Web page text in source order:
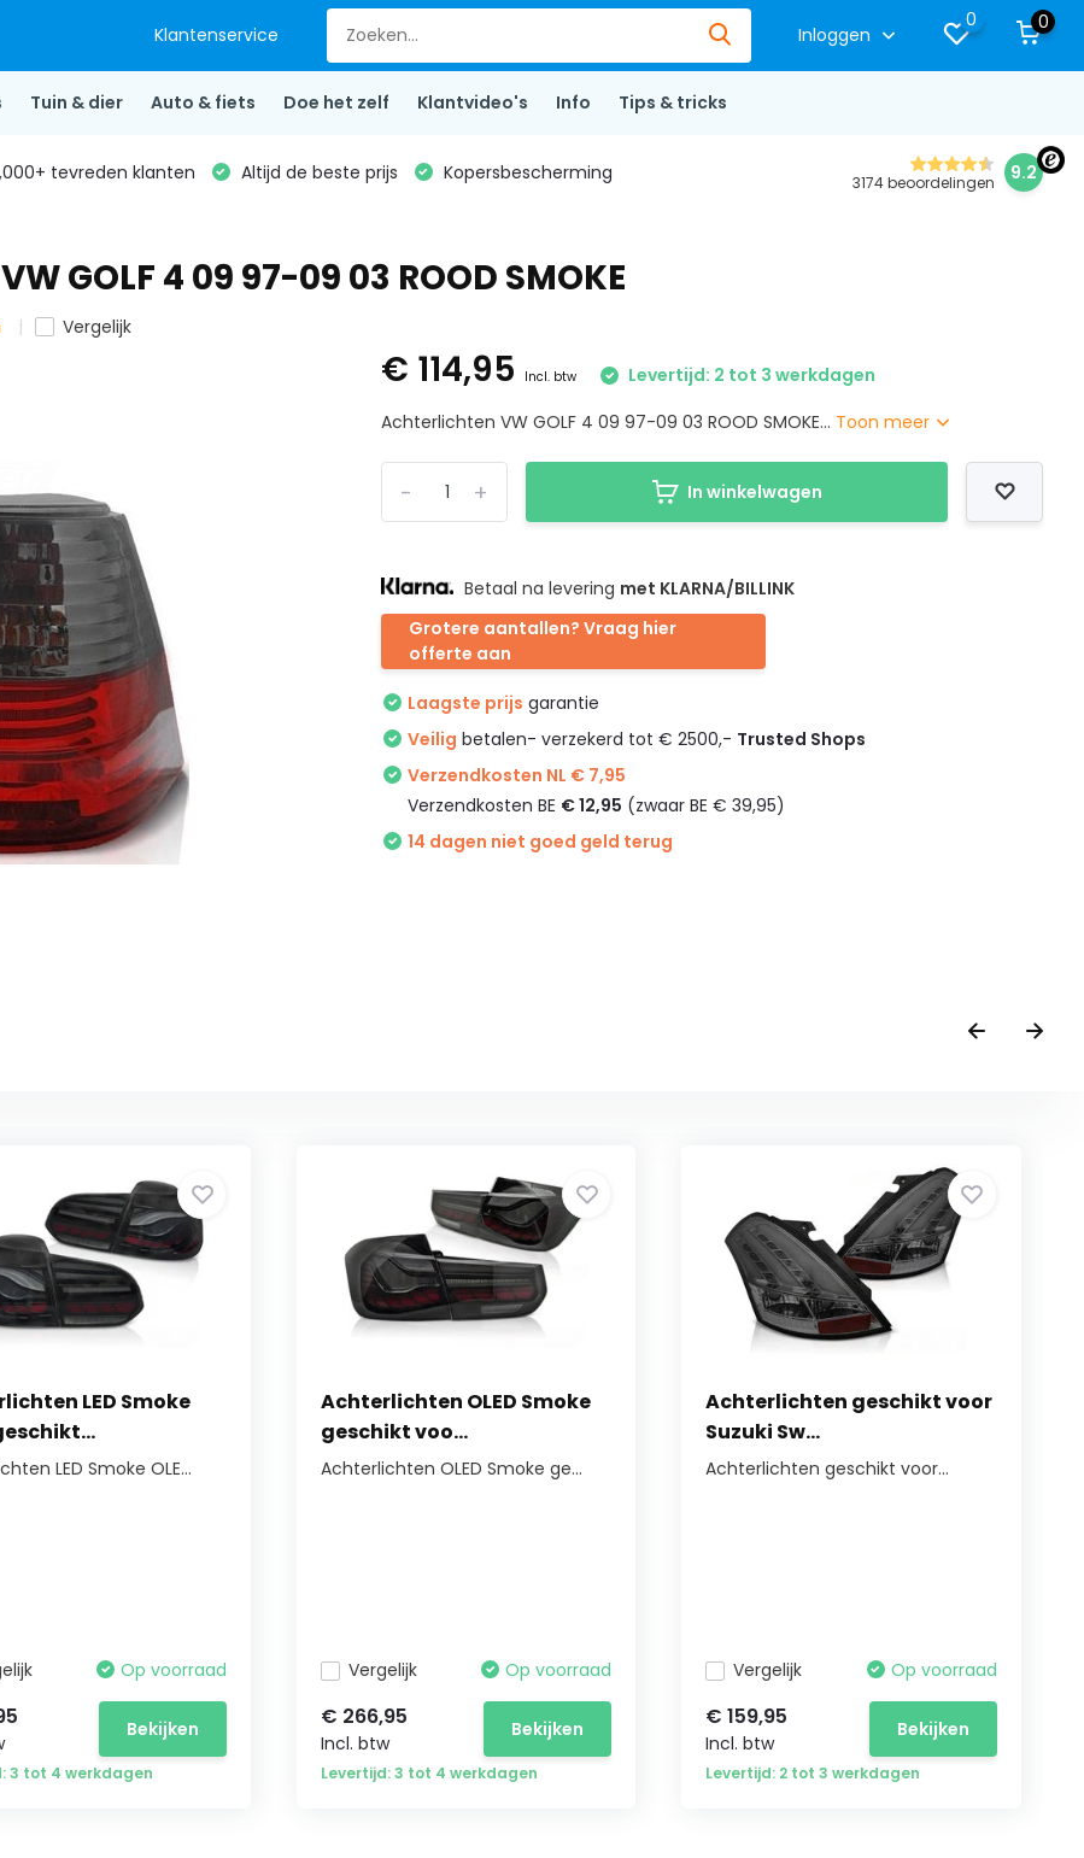
Klantenservice Inloggen
0 0
Tuin & dier Auto & fiets Doe het zelf Klantvideo's Info Tips & tricks
tevreden klanten Altijd de beste prijs Kopersbescherming 3174 beoordelingen 9.2
GOLF 4 09 97-09 03 ROOD SMOKE
Vergelijk
€ 114,95 Incl. btw
Levertijd: 2 tot 3 werkdagen
Achterlichten VW GOLF 4 09 97-09 03 ROOD SMOKE... Toon meer
+
- In winkelwagen
Betaal na levering met KLARNA/BILLINK
Grotere aantallen? Vraag hier
offerte aan
Laagste prijs garantie
Veilig betalen- verzekerd tot € 2500,- Trusted Shops
Verzendkosten NL € 7,95
Verzendkosten BE € 12,95 (zwaar BE € 39,95)
14 dagen niet goed geld terug
LED Smoke
LED Smoke OLE...
Op voorraad
Bekijken
3 tot 4 werkdagen
Achterlichten OLED Smoke
geschikt voo...
Achterlichten OLED Smoke ge...
Vergelijk Op voorraad
€ 266,95
Incl. btw
Bekijken
Levertijd: 3 tot 4 werkdagen
Achterlichten geschikt voor
Suzuki Sw...
Achterlichten geschikt voor...
Vergelijk Op voorraad
€ 159,95
Incl. btw
Bekijken
Levertijd: 2 tot 3 werkdagen